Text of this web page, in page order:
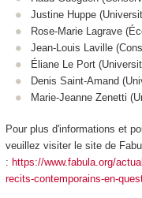
Justine Huppe
Rose-Marie Lagrave
Jean-Louis Laville
Éliane Le Port
Denis Saint-Amand
Marie-Jeanne Zenetti
Pour plus d'informations et
veuillez visiter le site de
: https://www.fabula.org/
recits-contemporains-en-